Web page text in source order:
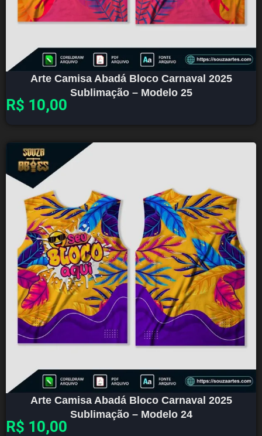
Arte Camisa Abadá Bloco Carnaval 2025
Sublimação – Modelo 25
R$ 10,00
Arte Camisa Abadá Bloco Carnaval 2025
Sublimação – Modelo 24
R$ 10,00